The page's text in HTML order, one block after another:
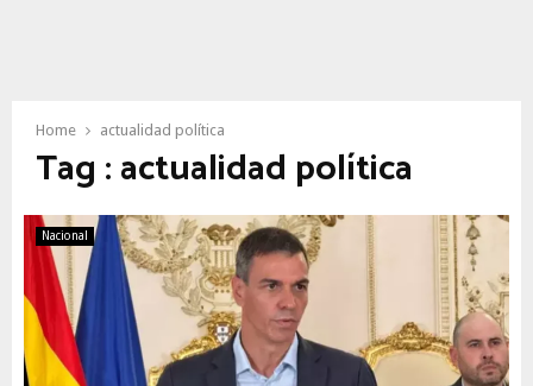
Home actualidad política
Tag : actualidad política
Nacional